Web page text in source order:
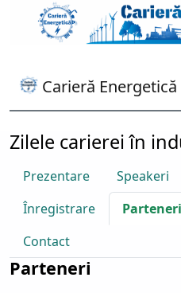
Carieră Energetică
Zilele carierei în
Prezentare Speakeri
Înregistrare
Parteneri
Contact
Parteneri